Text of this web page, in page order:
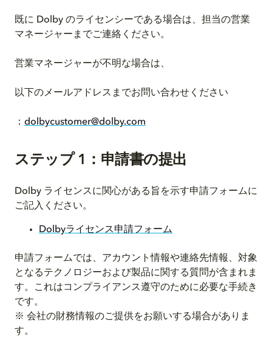
既に Dolby のライセンシーである場合は、担当の営業
マネージャーまでご連絡ください。
営業マネージャーが不明な場合は、
以下のメールアドレスまでお問い合わせください
： dolbycustomer@dolby.com
ステップ 1：申請書の提出
Dolby ライセンスに関心がある旨を示す申請フォームに
ご記入ください。
Dolbyライセンス申請フォーム
申請フォームでは、アカウント情報や連絡先情報、対象
となるテクノロジーおよび製品に関する質問が含まれま
す。これはコンプライアンス遵守のために必要な手続き
です。
※ 会社の財務情報のご提供をお願いする場合がありま
す。